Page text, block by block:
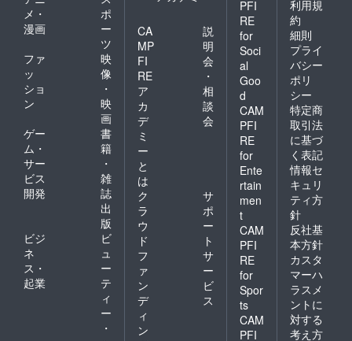
メ・
漫画
ポ
ー
ツ
ファ
ッ
ショ
ン
映
像
・
映
画
ゲー
ム・
サー
ビス
開発
書
籍
・
雑
誌
出
版
ビジ
ネ
ス・
起業
ビ
ュ
ー
テ
ィ
ー
・
CA
MP
FI
RE
ア
カ
デ
ミ
ー
と
は
説
明
会
・
相
談
会
ク
ラ
ウ
ド
フ
ァ
ン
デ
ィ
ン
サ
ポ
ー
ト
サ
ー
ビ
ス
PFI
RE
for
Soci
al
Goo
d
CAM
PFI
RE
for
Ente
rtain
men
t
CAM
PFI
RE
for
Spor
ts
CAM
PFI
利用規
約
細則
プライ
バシー
ポリ
シー
特定商
取引法
に基づ
く表記
情報セ
キュリ
ティ方
針
反社基
本方針
カスタ
マーハ
ラスメ
ントに
対する
考え方